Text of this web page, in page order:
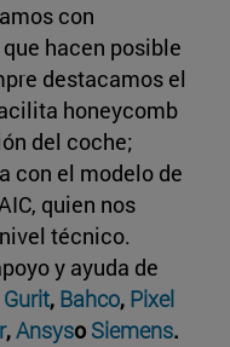
con
hacen posible
destacamos el
honeycomb
del coche;
con el modelo de
quien nos
técnico.
y ayuda de
Gurit, Bahco, Pixel
,Ansyso Siemens.